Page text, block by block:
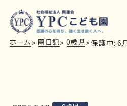
ホーム> 園日記> 0歳児>